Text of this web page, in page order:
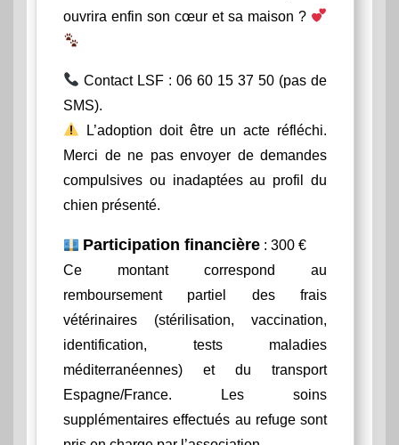
ouvrira enfin son cœur et sa maison ?
Contact LSF : 06 60 15 37 50 (pas de
SMS).
L’adoption doit être un acte réfléchi.
Merci de ne pas envoyer de demandes
compulsives ou inadaptées au profil du
chien présenté.
Participation financière : 300 €
Ce montant correspond au
remboursement partiel des frais
vétérinaires (stérilisation, vaccination,
identification, tests maladies
méditerranéennes) et du transport
Espagne/France. Les soins
supplémentaires effectués au refuge sont